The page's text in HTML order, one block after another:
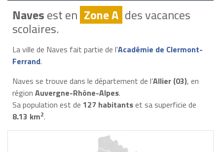
Navesest en Zone A des vacances
scolaires.
La ville de Naves fait partie de l'Académie de Clermont-
Ferrand.
Naves se trouve dans le département de l’Allier (03), en
région Auvergne-Rhône-Alpes.
Sa population est de 127 habitantset sa superficie de
8.13 km2.